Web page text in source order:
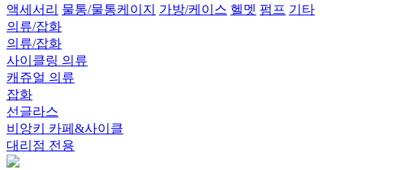
액세서리 물통/물통케이지 가방/케이스 헬멧 펌프 기타
의류/잡화
의류/잡화
사이클링 의류
캐쥬얼 의류
잡화
선글라스
비앙키 카페&사이클
대리점 전용